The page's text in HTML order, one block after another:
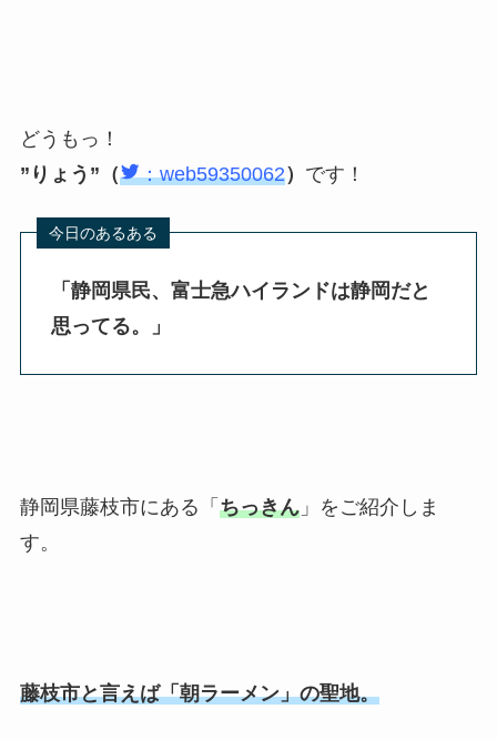
どうもっ！
”りょう”（
：web59350062） です！
「静岡県民、富士急ハイランドは静岡だと
思ってる。
」
静岡県藤枝市にある「 ちっきん」をご紹介しま
す。
藤枝市と言えば「朝ラーメン」の聖地。